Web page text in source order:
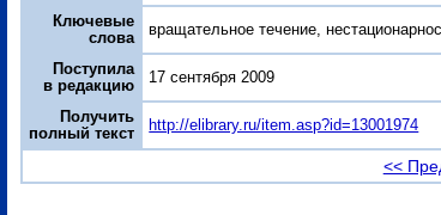
Ключевые
слова
вращательное течение,
Поступила
в редакцию
17 сентября 2009
Получить
полный текст
http://elibrary.ru/item.asp?id=13001974
<<